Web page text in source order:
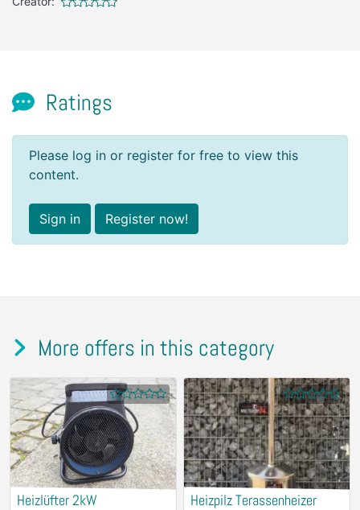
Ratings
Please log in or register for free to view this
content.
Sign in Register now!
More offers in this category
Heizlüfter 2kW Heizpilz Terassenheizer